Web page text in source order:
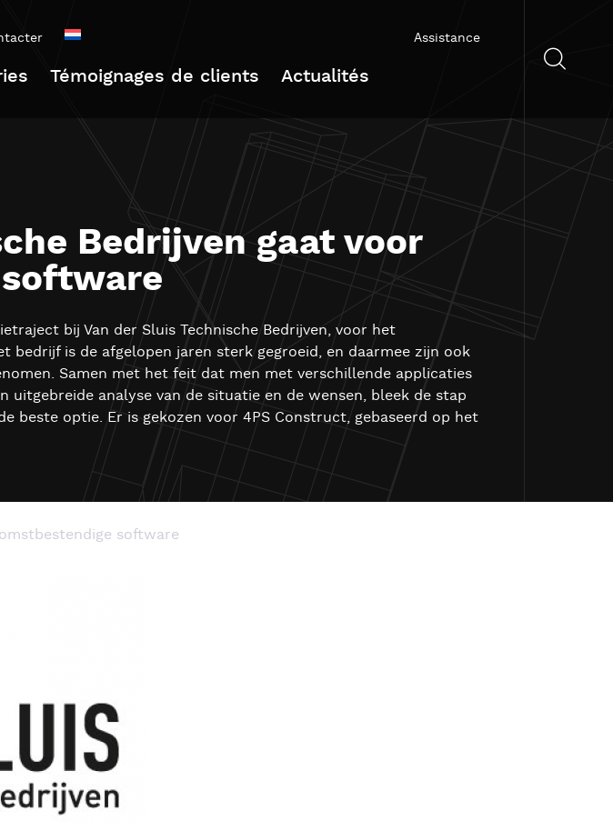
Témoignages de clients Actualités
Assistance
Bedrijven gaat voor
bij Van der Sluis Technische Bedrijven, voor het
bedrijf is de afgelopen jaren sterk gegroeid, en daarmee zijn ook
Samen met het feit dat men met verschillende applicaties
analyse van de situatie en de wensen, bleek de stap
beste optie. Er is gekozen voor 4PS Construct, gebaseerd op het
software